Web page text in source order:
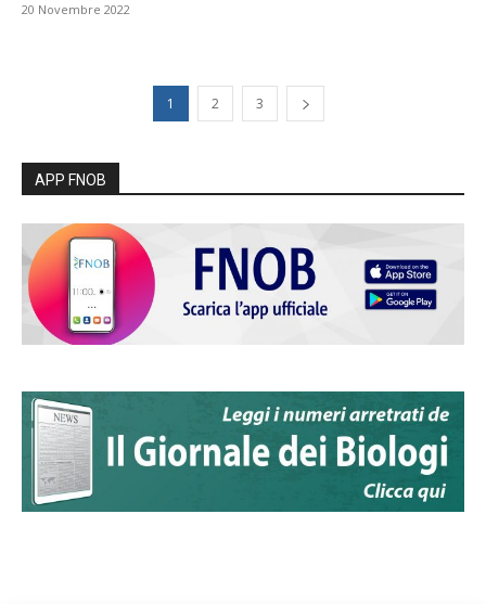
20 Novembre 2022
1 2 3
APP FNOB